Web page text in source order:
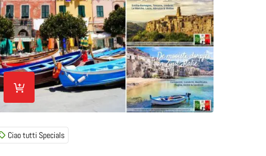
Ciao tutti Specials